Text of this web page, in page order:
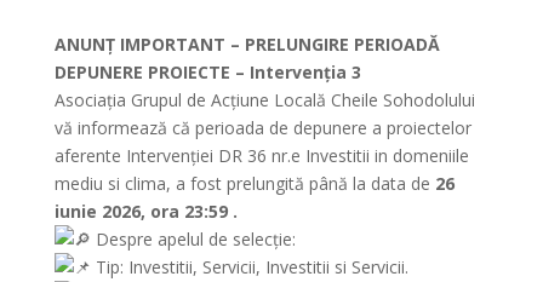
ANUNȚ IMPORTANT – PRELUNGIRE PERIOADĂ
DEPUNERE PROIECTE – Intervenția 3
Asociația Grupul de Acțiune Locală Cheile Sohodolului
vă informează că perioada de depunere a proiectelor
aferente Intervenției DR 36 nr.e Investitii in domeniile
mediu si clima, a fost prelungită până la data de 26
iunie 2026, ora 23:59 .
Despre apelul de selecție:
Tip: Investitii, Servicii, Investitii si Servicii.